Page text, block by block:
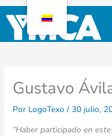
Ir
contenido
Gustavo
Por LogoTexo/30 julio,
“Haber participado en